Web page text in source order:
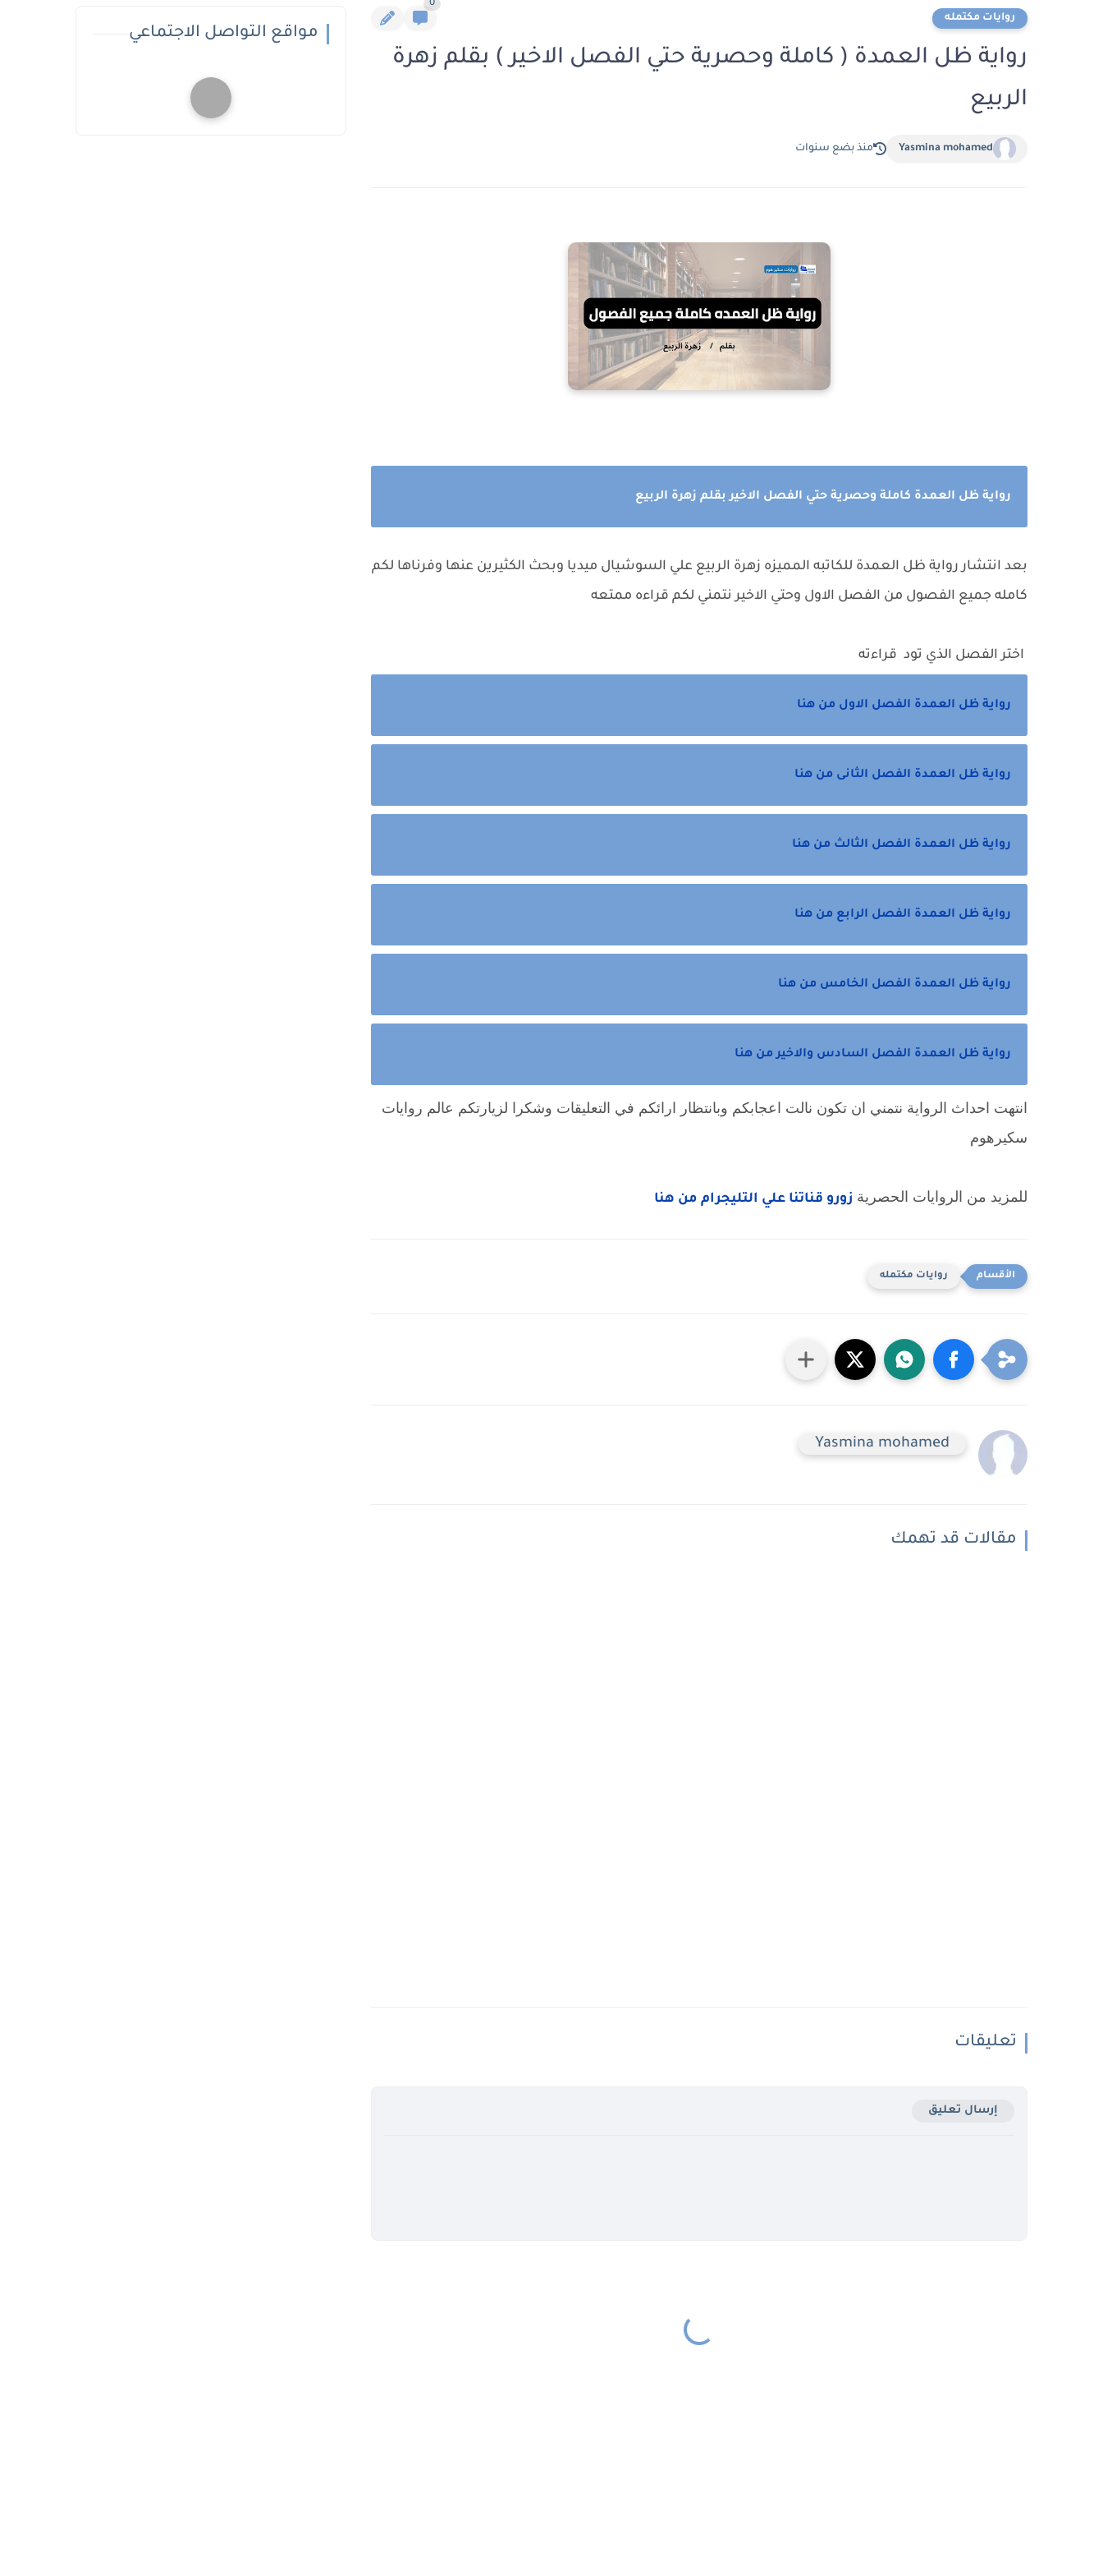
روايات مكتمله
0
رواية ظل العمدة ( كاملة وحصرية حتي الفصل الاخير ) بقلم زهرة
الربيع
Yasmina mohamed منذ بضع سنوات
رواية ظل العمدة كاملة وحصرية حتي الفصل الاخير بقلم زهرة الربيع
بعد انتشار رواية ظل العمدة للكاتبه المميزه زهرة الربيع علي السوشيال ميديا وبحث الكثيرين عنها وفرناها لكم
كامله جميع الفصول من الفصل الاول وحتي الاخير نتمني لكم قراءه ممتعه
اختر الفصل الذي تود قراءته
رواية ظل العمدة الفصل الاول من هنا
رواية ظل العمدة الفصل الثانى من هنا
رواية ظل العمدة الفصل الثالث من هنا
رواية ظل العمدة الفصل الرابع من هنا
رواية ظل العمدة الفصل الخامس من هنا
رواية ظل العمدة الفصل السادس والاخير من هنا
انتهت احداث الرواية نتمني ان تكون نالت اعجابكم وبانتظار ارائكم في التعليقات وشكرا لزيارتكم عالم روايات
سكيرهوم
للمزيد من الروايات الحصرية زورو قناتنا علي التليجرام من هنا
روايات مكتمله
Yasmina mohamed
مقالات قد تهمك
تعليقات
إرسال تعليق
مواقع التواصل الاجتماعي